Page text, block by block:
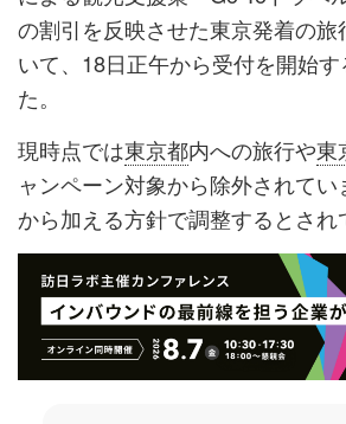
の割引を反映させた東京発着の
いて、18日正午から受付を開始
た。
現時点では東京都内への旅行や東
ャンペーン対象から除外されてい
から加える方針で調整するとされ